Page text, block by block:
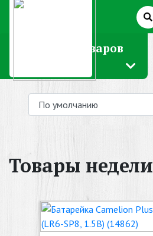
Каталог товаров
Товары недели